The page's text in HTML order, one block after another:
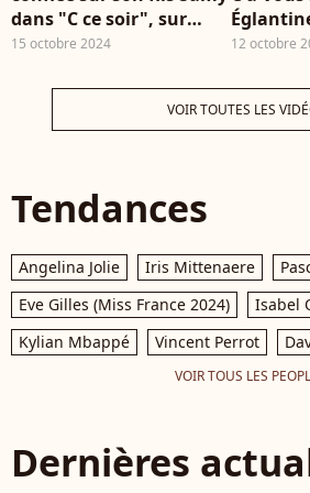
dans "C ce soir", sur
France 5
15 octobre 2024
évoqué
réalisé
12 octobre
VOIR TOUTES LES
Tendances
Angelina Jolie Iris Mittenaere
Eve Gilles (Miss France 2024)
Isabel
Kylian Mbappé
Vincent Perrot
VOIR TOUS LES
Dernières